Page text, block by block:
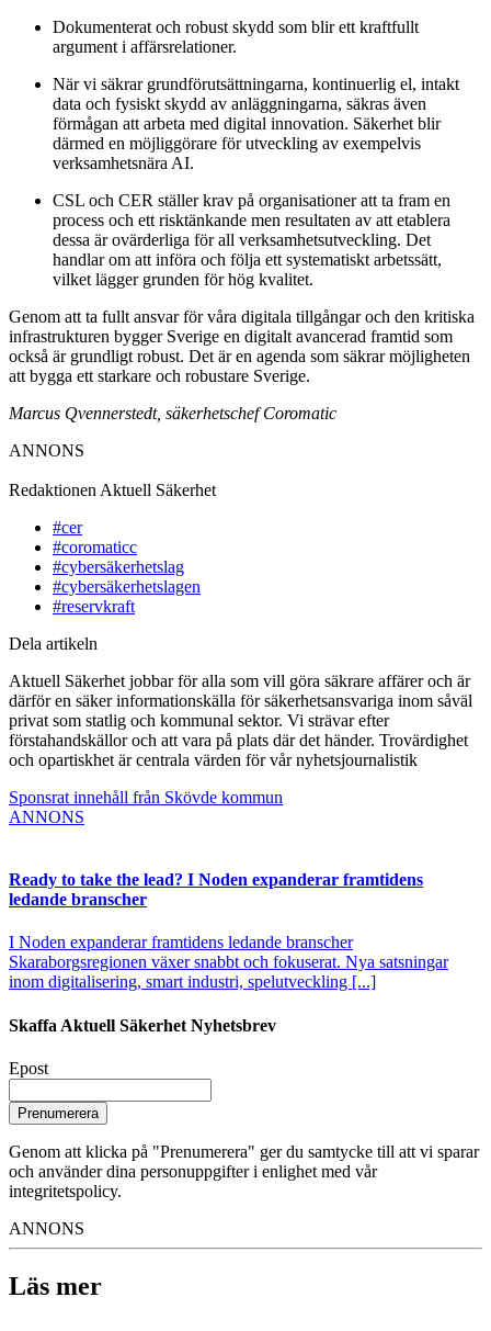
Dokumenterat och robust skydd som blir ett kraftfullt
argument i affärsrelationer.
När vi säkrar grundförutsättningarna, kontinuerlig el, intakt
data och fysiskt skydd av anläggningarna, säkras även
förmågan att arbeta med digital innovation. Säkerhet blir
därmed en möjliggörare för utveckling av exempelvis
verksamhetsnära AI.
CSL och CER ställer krav på organisationer att ta fram en
process och ett risktänkande men resultaten av att etablera
dessa är ovärderliga för all verksamhetsutveckling. Det
handlar om att införa och följa ett systematiskt arbetssätt,
vilket lägger grunden för hög kvalitet.
Genom att ta fullt ansvar för våra digitala tillgångar och den kritiska
infrastrukturen bygger Sverige en digitalt avancerad framtid som
också är grundligt robust. Det är en agenda som säkrar möjligheten
att bygga ett starkare och robustare Sverige.
Marcus Qvennerstedt, säkerhetschef Coromatic
ANNONS
Redaktionen Aktuell Säkerhet
#cer
#coromaticc
#cybersäkerhetslag
#cybersäkerhetslagen
#reservkraft
Dela artikeln
Aktuell Säkerhet jobbar för alla som vill göra säkrare affärer och är
därför en säker informationskälla för säkerhetsansvariga inom såväl
privat som statlig och kommunal sektor. Vi strävar efter
förstahandskällor och att vara på plats där det händer. Trovärdighet
och opartiskhet är centrala värden för vår nyhetsjournalistik
Sponsrat innehåll från Skövde kommun
ANNONS
Ready to take the lead? I Noden expanderar framtidens
ledande branscher
I Noden expanderar framtidens ledande branscher
Skaraborgsregionen växer snabbt och fokuserat. Nya satsningar
inom digitalisering, smart industri, spelutveckling [...]
Skaffa Aktuell Säkerhet Nyhetsbrev
Epost
Prenumerera
Genom att klicka på "Prenumerera" ger du samtycke till att vi sparar
och använder dina personuppgifter i enlighet med vår
integritetspolicy.
ANNONS
Läs mer